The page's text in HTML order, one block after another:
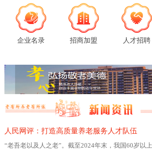
企业名录 招商加盟 人才招聘
人民网评：打造高质量养老服务人才队伍
“老吾老以及人之老”。截至2024年末，我国60岁以